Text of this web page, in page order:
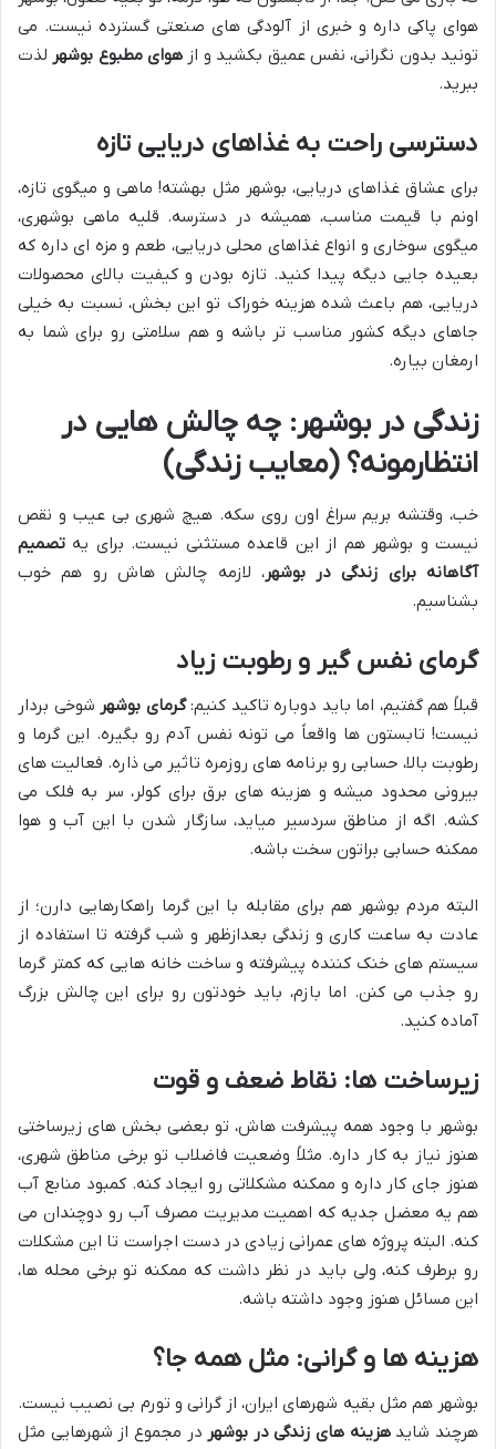
هوای پاکی داره و خبری از آلودگی های صنعتی گسترده نیست. می
تونید بدون نگرانی، نفس عمیق بکشید و از هوای مطبوع بوشهر لذت
ببرید.
دسترسی راحت به غذاهای دریایی تازه
برای عشاق غذاهای دریایی، بوشهر مثل بهشته! ماهی و میگوی تازه،
اونم با قیمت مناسب، همیشه در دسترسه. قلیه ماهی بوشهری،
میگوی سوخاری و انواع غذاهای محلی دریایی، طعم و مزه ای داره که
بعیده جایی دیگه پیدا کنید. تازه بودن و کیفیت بالای محصولات
دریایی، هم باعث شده هزینه خوراک تو این بخش، نسبت به خیلی
جاهای دیگه کشور مناسب تر باشه و هم سلامتی رو برای شما به
ارمغان بیاره.
زندگی در بوشهر: چه چالش هایی در
انتظارمونه؟ (معایب زندگی)
خب، وقتشه بریم سراغ اون روی سکه. هیچ شهری بی عیب و نقص
نیست و بوشهر هم از این قاعده مستثنی نیست. برای یه تصمیم
آگاهانه برای زندگی در بوشهر، لازمه چالش هاش رو هم خوب
بشناسیم.
گرمای نفس گیر و رطوبت زیاد
قبلاً هم گفتیم، اما باید دوباره تاکید کنیم:گرمای بوشهر شوخی بردار
نیست! تابستون ها واقعاً می تونه نفس آدم رو بگیره. این گرما و
رطوبت بالا، حسابی رو برنامه های روزمره تاثیر می ذاره. فعالیت های
بیرونی محدود میشه و هزینه های برق برای کولر، سر به فلک می
کشه. اگه از مناطق سردسیر میاید، سازگار شدن با این آب و هوا
ممکنه حسابی براتون سخت باشه.
البته مردم بوشهر هم برای مقابله با این گرما راهکارهایی دارن؛ از
عادت به ساعت کاری و زندگی بعدازظهر و شب گرفته تا استفاده از
سیستم های خنک کننده پیشرفته و ساخت خانه هایی که کمتر گرما
رو جذب می کنن. اما بازم، باید خودتون رو برای این چالش بزرگ
آماده کنید.
زیرساخت ها: نقاط ضعف و قوت
بوشهر با وجود همه پیشرفت هاش، تو بعضی بخش های زیرساختی
هنوز نیاز به کار داره. مثلاً وضعیت فاضلاب تو برخی مناطق شهری،
هنوز جای کار داره و ممکنه مشکلاتی رو ایجاد کنه. کمبود منابع آب
هم یه معضل جدیه که اهمیت مدیریت مصرف آب رو دوچندان می
کنه. البته پروژه های عمرانی زیادی در دست اجراست تا این مشکلات
رو برطرف کنه، ولی باید در نظر داشت که ممکنه تو برخی محله ها،
این مسائل هنوز وجود داشته باشه.
هزینه ها و گرانی: مثل همه جا؟
بوشهر هم مثل بقیه شهرهای ایران، از گرانی و تورم بی نصیب نیست.
هرچند شایدهزینه های زندگی در بوشهر در مجموع از شهرهایی مثل